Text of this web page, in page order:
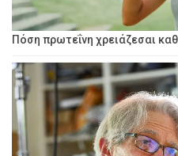
Πόση πρωτεΐνη χρειάζεσαι